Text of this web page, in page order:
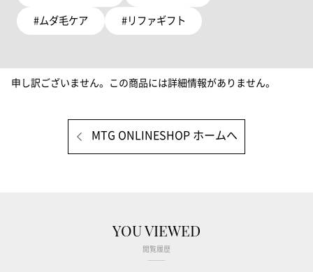
#ムダ毛ケア #リファギフト
申し訳ございません。この商品には詳細情報がありません。
MTG ONLINESHOP ホームへ
YOU VIEWED
閲覧履歴